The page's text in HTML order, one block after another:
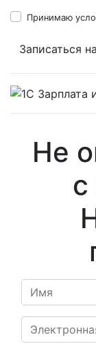
Принимаю
Записаться
Не